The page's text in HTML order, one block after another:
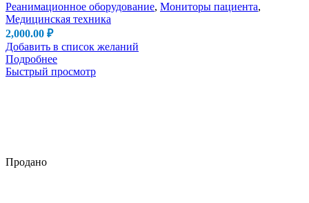
Продано
Реанимационное оборудование, Мониторы пациента,
Медицинская техника
2,000.00 ₽
Добавить в список желаний
Подробнее
Быстрый просмотр